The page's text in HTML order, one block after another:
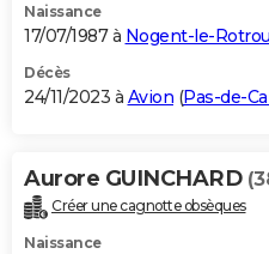
Naissance
17/07/1987 à Nogent-le-Rotrou
Décès
24/11/2023 à Avion (Pas-de-
Aurore GUINCHARD
Créer une cagnotte obsèques
Naissance